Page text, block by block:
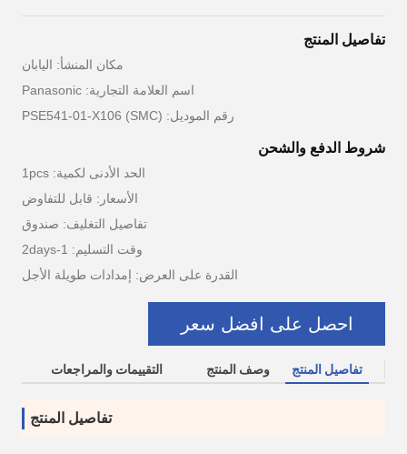
تفاصيل المنتج
مكان المنشأ: اليابان
اسم العلامة التجارية: Panasonic
رقم الموديل: PSE541-01-X106 (SMC)
شروط الدفع والشحن
الحد الأدنى لكمية: 1pcs
الأسعار: قابل للتفاوض
تفاصيل التغليف: صندوق
وقت التسليم: 1-2days
القدرة على العرض: إمدادات طويلة الأجل
احصل على افضل سعر
تفاصيل المنتج وصف المنتج التقييمات والمراجعات
تفاصيل المنتج